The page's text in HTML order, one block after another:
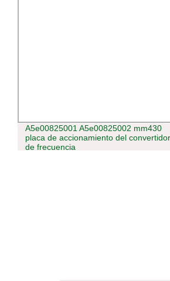
Szgh bajo coste con PLC de la función
de la ATC para fresadora fresado CNC
5 ejes del espacio del almacén de